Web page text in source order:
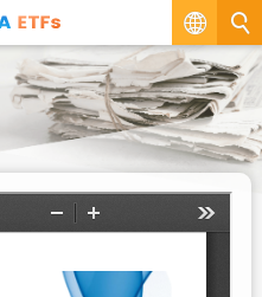
繁
EN